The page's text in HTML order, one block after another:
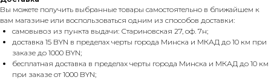
Вы можете получить выбранные товары самостоятельно в ближайшем к
вам магазине или воспользоваться одним из способов доставки:
самовывоз из пункта выдачи: Стариновская 27, оф. 7н;
доставка 15 BYN в пределах черты города Минска и МКАД до 10 км при
заказе до 1000 BYN;
бесплатная доставка в пределах черты города Минска и МКАД до 10 км
при заказе от 1000 BYN;